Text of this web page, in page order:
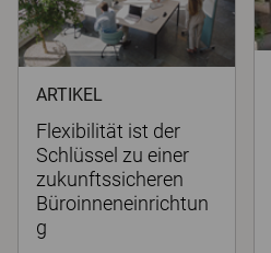
ARTIKEL
Flexibilität ist der
Schlüssel zu einer
zukunftssicheren
Büroinneneinrichtun
g